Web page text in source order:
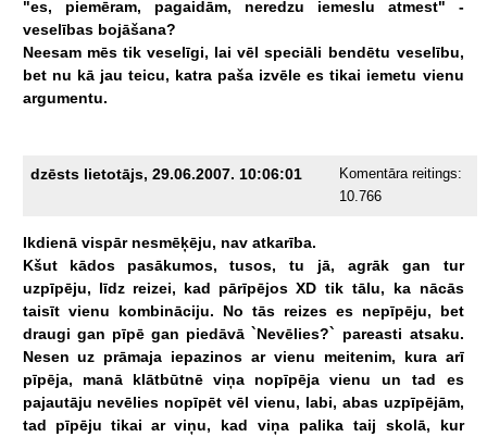
"es, piemēram, pagaidām, neredzu iemeslu atmest"
-
veselības bojāšana?
Neesam mēs tik veselīgi, lai vēl speciāli bendētu veselību,
bet nu kā jau teicu, katra paša izvēle es tikai iemetu vienu
argumentu.
dzēsts lietotājs, 29.06.2007. 10:06:01
Komentāra reitings:
10.766
Ikdienā vispār nesmēķēju, nav atkarība.
Kšut
kādos pasākumos, tusos, tu jā, agrāk gan
tur
uzpīpēju, līdz reizei, kad pārīpējos XD tik tālu, ka nācās
taisīt vienu kombināciju. No tās reizes es nepīpēju,
bet
draugi gan pīpē gan piedāvā `Nevēlies?` pareasti atsaku.
Nesen uz prāmaja iepazinos ar vienu meitenim, kura arī
pīpēja,
manā klātbūtnē viņa nopīpēja vienu un tad
es
pajautāju nevēlies nopīpēt vēl vienu, labi, abas uzpīpējām,
tad
pīpēju tikai ar viņu, kad viņa palika taij skolā,
kur